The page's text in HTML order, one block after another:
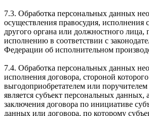
7.3. Обработка персональных данных
осуществления правосудия, исполнения
другого органа или должностного
исполнению в соответствии с
Федерации об исполнительном
7.4. Обработка персональных данных
исполнения договора, стороной
выгодоприобретателем или
является субъект персональных данных,
заключения договора по инициативе
данных или договора, по которому